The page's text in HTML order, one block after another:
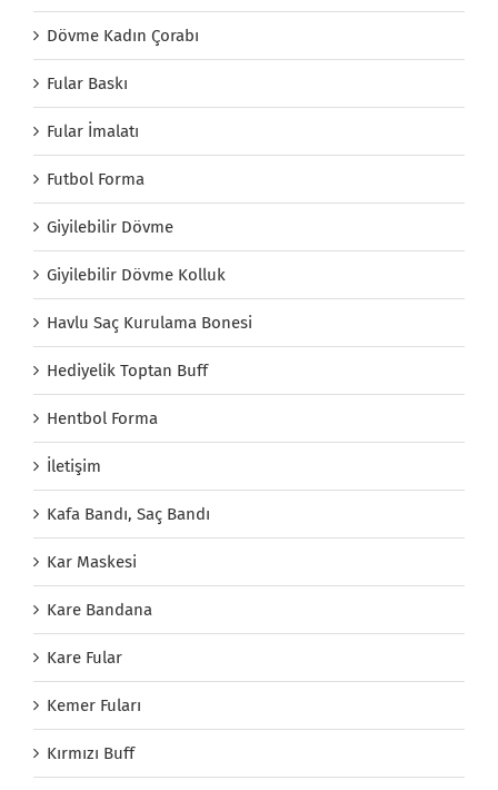
Dövme Kadın Çorabı
Fular Baskı
Fular İmalatı
Futbol Forma
Giyilebilir Dövme
Giyilebilir Dövme Kolluk
Havlu Saç Kurulama Bonesi
Hediyelik Toptan Buff
Hentbol Forma
İletişim
Kafa Bandı, Saç Bandı
Kar Maskesi
Kare Bandana
Kare Fular
Kemer Fuları
Kırmızı Buff